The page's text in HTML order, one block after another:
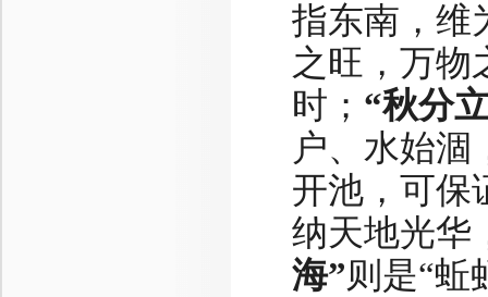
指东南，维
之旺，万物
时； “秋分
户、水始涸
开池，可保
纳天地光华
海”则是“蚯